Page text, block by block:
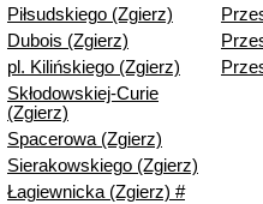
Piłsudskiego (Zgierz)
Dubois (Zgierz)
pl. Kilińskiego (Zgierz)
Skłodowskiej-Curie
(Zgierz)
Spacerowa (Zgierz)
Sierakowskiego (Zgierz)
Łagiewnicka (Zgierz) #